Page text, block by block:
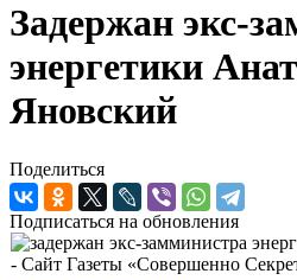
Задержан экс-
энергетики
Яновский
Поделиться
Подписаться на обновления